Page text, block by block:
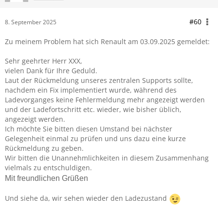
8. September 2025 #60
Zu meinem Problem hat sich Renault am 03.09.2025 gemeldet:
Sehr geehrter Herr XXX,
vielen Dank für Ihre Geduld.
Laut der Rückmeldung unseres zentralen Supports sollte,
nachdem ein Fix implementiert wurde, während des
Ladevorganges keine Fehlermeldung mehr angezeigt werden
und der Ladefortschritt etc. wieder, wie bisher üblich,
angezeigt werden.
Ich möchte Sie bitten diesen Umstand bei nächster
Gelegenheit einmal zu prüfen und uns dazu eine kurze
Rückmeldung zu geben.
Wir bitten die Unannehmlichkeiten in diesem Zusammenhang
vielmals zu entschuldigen.
Mit freundlichen Grüßen
Und siehe da, wir sehen wieder den Ladezustand